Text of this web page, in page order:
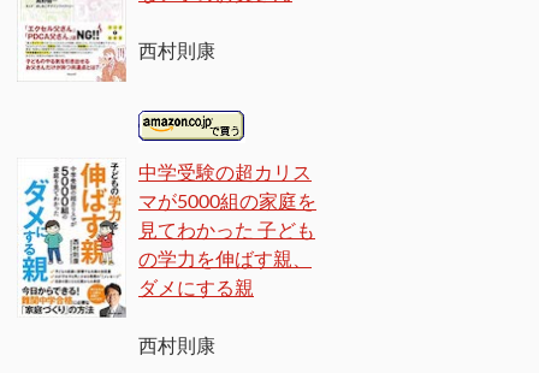
西村則康
中学受験の超カリス
マが5000組の家庭を
見てわかった 子ども
の学力を伸ばす親、
ダメにする親
西村則康